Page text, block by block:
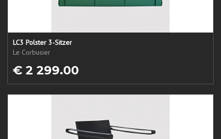
LC3 Polster 3-Sitzer
Le Corbusier
€ 2 299.00